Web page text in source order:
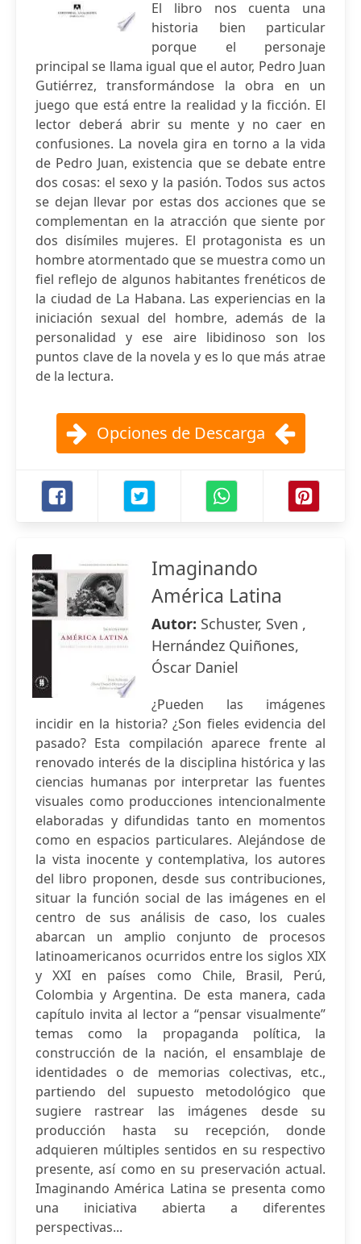
El libro nos cuenta una
historia bien particular
porque el personaje
principal se llama igual que el autor, Pedro Juan
Gutiérrez, transformándose la obra en un
juego que está entre la realidad y la ficción. El
lector deberá abrir su mente y no caer en
confusiones. La novela gira en torno a la vida
de Pedro Juan, existencia que se debate entre
dos cosas: el sexo y la pasión. Todos sus actos
se dejan llevar por estas dos acciones que se
complementan en la atracción que siente por
dos disímiles mujeres. El protagonista es un
hombre atormentado que se muestra como un
fiel reflejo de algunos habitantes frenéticos de
la ciudad de La Habana. Las experiencias en la
iniciación sexual del hombre, además de la
personalidad y ese aire libidinoso son los
puntos clave de la novela y es lo que más atrae
de la lectura.
Opciones de Descarga
Imaginando
América Latina
Autor: Schuster, Sven ,
Hernández Quiñones,
Óscar Daniel
¿Pueden las imágenes
incidir en la historia? ¿Son fieles evidencia del
pasado? Esta compilación aparece frente al
renovado interés de la disciplina histórica y las
ciencias humanas por interpretar las fuentes
visuales como producciones intencionalmente
elaboradas y difundidas tanto en momentos
como en espacios particulares. Alejándose de
la vista inocente y contemplativa, los autores
del libro proponen, desde sus contribuciones,
situar la función social de las imágenes en el
centro de sus análisis de caso, los cuales
abarcan un amplio conjunto de procesos
latinoamericanos ocurridos entre los siglos XIX
y XXI en países como Chile, Brasil, Perú,
Colombia y Argentina. De esta manera, cada
capítulo invita al lector a “pensar visualmente”
temas como la propaganda política, la
construcción de la nación, el ensamblaje de
identidades o de memorias colectivas, etc.,
partiendo del supuesto metodológico que
sugiere rastrear las imágenes desde su
producción hasta su recepción, donde
adquieren múltiples sentidos en su respectivo
presente, así como en su preservación actual.
Imaginando América Latina se presenta como
una iniciativa abierta a diferentes
perspectivas...